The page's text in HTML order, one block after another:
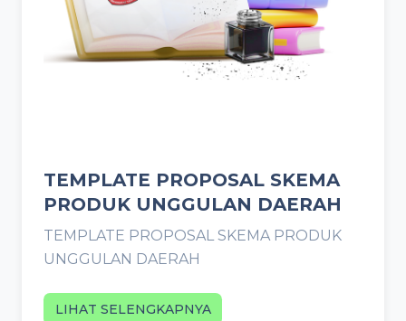
TEMPLATE PROPOSAL SKEMA
PRODUK UNGGULAN DAERAH
TEMPLATE PROPOSAL SKEMA PRODUK
UNGGULAN DAERAH
LIHAT SELENGKAPNYA